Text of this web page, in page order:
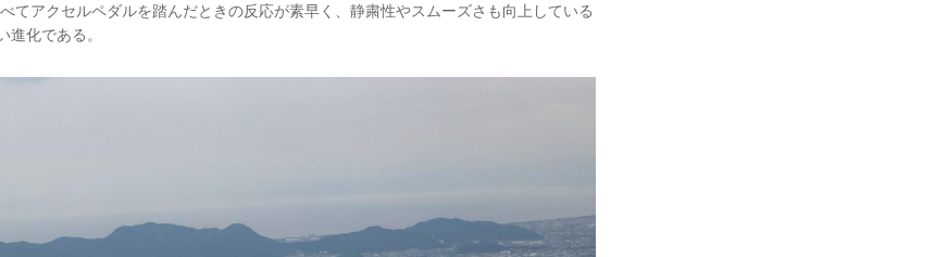
てアクセルペダルを踏んだときの反応が素早く、静粛性やスムーズさも向上している
進化である。